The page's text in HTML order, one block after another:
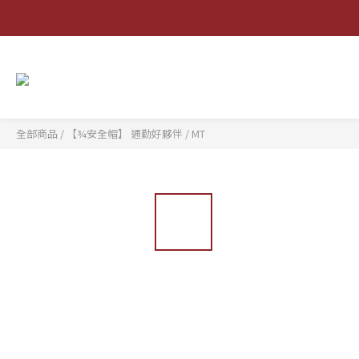
全部商品 / 【¾安全帽】 通勤好夥伴 / MT